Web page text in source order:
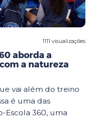
1111 visualizações
aborda a
a natureza
vai além do treino
é uma das
Escola 360, uma